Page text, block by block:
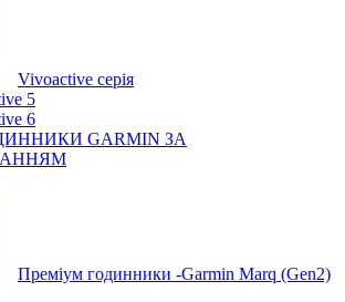
Vivoactive серія
5
6
GARMIN ЗА
Преміум годинники -Garmin Marq (Gen2)